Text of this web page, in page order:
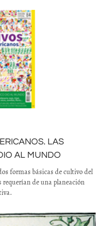
LAS
AL MUNDO
formas básicas de cultivo del
requerían de una planeación